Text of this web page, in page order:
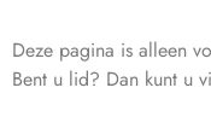
Deze pagina is alleen
Bent u lid? Dan kunt u